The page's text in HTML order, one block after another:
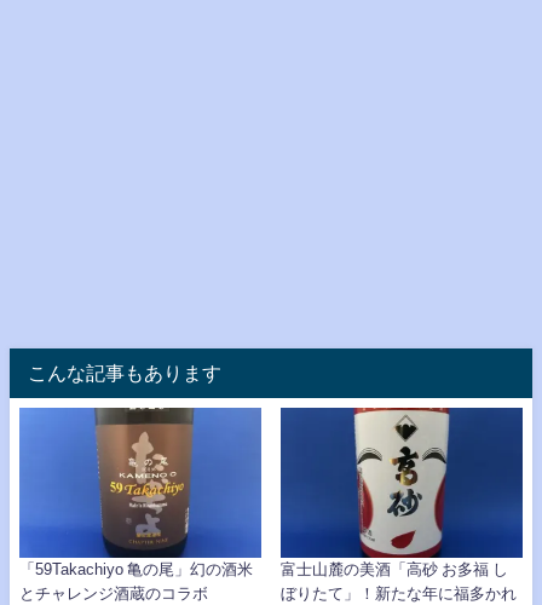
こんな記事もあります
「59Takachiyo 亀の尾」幻の酒米
とチャレンジ酒蔵のコラボ
富士山麓の美酒「高砂 お多福 し
ぼりたて」！新たな年に福多かれ